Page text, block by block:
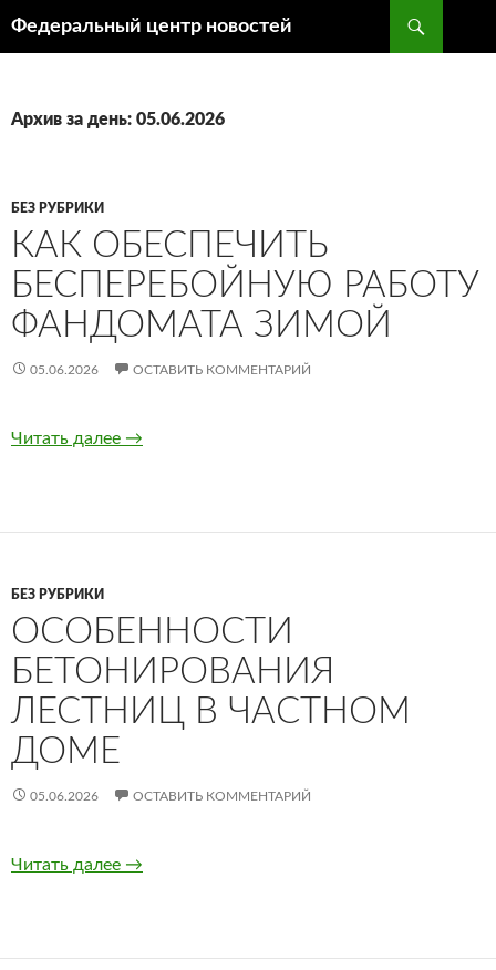
Федеральный центр новостей
Архив за день: 05.06.2026
БЕЗ РУБРИКИ
КАК ОБЕСПЕЧИТЬ
БЕСПЕРЕБОЙНУЮ РАБОТУ
ФАНДОМАТА ЗИМОЙ
05.06.2026 ОСТАВИТЬ КОММЕНТАРИЙ
Читать далее Как обеспечить бесперебойную работу
→
БЕЗ РУБРИКИ
ОСОБЕННОСТИ
БЕТОНИРОВАНИЯ
ЛЕСТНИЦ В ЧАСТНОМ
ДОМЕ
05.06.2026 ОСТАВИТЬ КОММЕНТАРИЙ
Читать далее Особенности бетонирования лестниц в
→